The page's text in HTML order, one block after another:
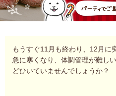
もうすぐ11月も終わり、12月に
急に寒くなり、体調管理が難し
どひいていませんでしょうか？